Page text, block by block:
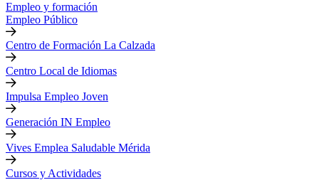
Empleo y formación
Empleo Público
Centro de Formación La Calzada
Centro Local de Idiomas
Impulsa Empleo Joven
Generación IN Empleo
Vives Emplea Saludable Mérida
Cursos y Actividades